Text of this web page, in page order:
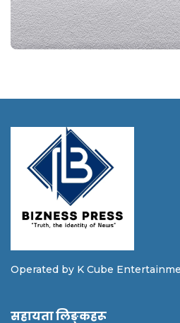
Operated by K Cube
सहायता लिङ्कहरू